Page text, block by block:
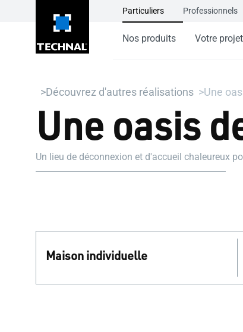
Particuliers Professionnels
Nos produits Votre projet
Découvrez d'autres réalisations Une
Une oasis
Un lieu de déconnexion et d'accueil chaleureux
Maison individuelle